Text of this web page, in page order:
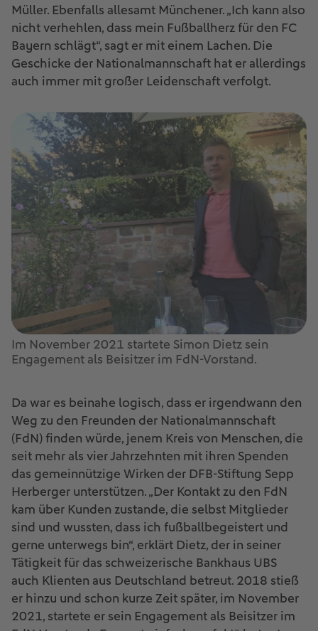
Müller. Ebenfalls allesamt Münchener. „Ich kann also
nicht verhehlen, dass mein Fußballherz für den FC
Bayern schlägt“, sagt er mit einem Lachen. Die
Geschicke der Nationalmannschaft hat er allerdings
auch immer mit großer Leidenschaft verfolgt.
Im November 2021 startete Simon Dietz sein
Engagement als Beisitzer im FdN-Vorstand.
Da war es beinahe logisch, dass er irgendwann den
Weg zu den Freunden der Nationalmannschaft
(FdN) finden würde, jenem Kreis von Menschen, die
seit mehr als vier Jahrzehnten mit ihren Spenden
das gemeinnützige Wirken der DFB-Stiftung Sepp
Herberger unterstützen. „Der Kontakt zu den FdN
kam über Kunden zustande, die selbst Mitglieder
sind und wussten, dass ich fußballbegeistert und
gerne unterwegs bin“, erklärt Dietz, der in seiner
Tätigkeit für das schweizerische Bankhaus UBS
auch Klienten aus Deutschland betreut. 2018 stieß
er hinzu und schon kurze Zeit später, im November
2021, startete er sein Engagement als Beisitzer im